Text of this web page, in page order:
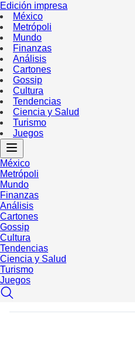
Edición impresa
México
Metrópoli
Mundo
Finanzas
Análisis
Cartones
Gossip
Cultura
Tendencias
Ciencia y Salud
Turismo
Juegos
México
Metrópoli
Mundo
Finanzas
Análisis
Cartones
Gossip
Cultura
Tendencias
Ciencia y Salud
Turismo
Juegos